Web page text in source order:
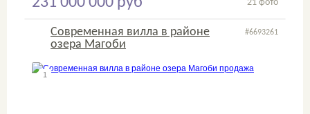
21 фото
#6693261
Современная вилла в районе
озера Магоби
1